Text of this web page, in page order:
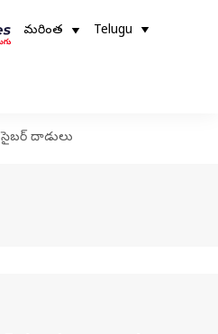
మరింత Telugu
సైబర్ దాడులు